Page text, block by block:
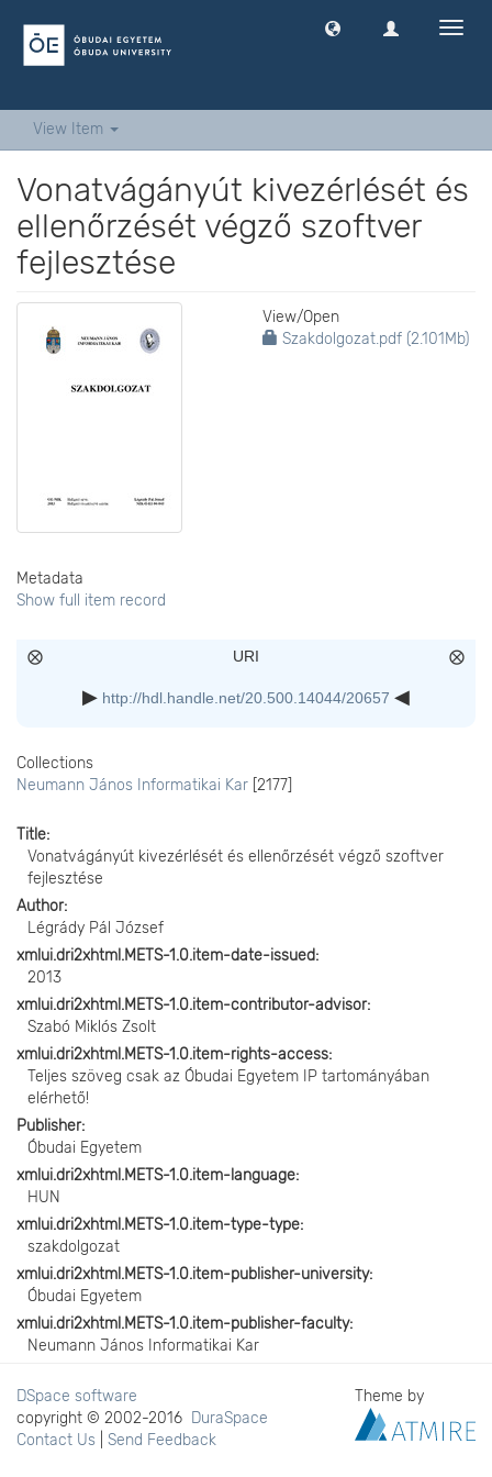
View Item
Vonatvágányút kivezérlését és
ellenőrzését végző szoftver
fejlesztése
View/Open
Szakdolgozat.pdf (2.101Mb)
Metadata
Show full item record
URI
http://hdl.handle.net/20.500.14044/20657
Collections
Neumann János Informatikai Kar [2177]
Title
Vonatvágányút kivezérlését és ellenőrzését végző szoftver
fejlesztése
Author
Légrády Pál József
xmlui.dri2xhtml.METS-1.0.item-date-issued
2013
xmlui.dri2xhtml.METS-1.0.item-contributor-advisor
Szabó Miklós Zsolt
xmlui.dri2xhtml.METS-1.0.item-rights-access
Teljes szöveg csak az Óbudai Egyetem IP tartományában
elérhető!
Publisher
Óbudai Egyetem
xmlui.dri2xhtml.METS-1.0.item-language
HUN
xmlui.dri2xhtml.METS-1.0.item-type-type
szakdolgozat
xmlui.dri2xhtml.METS-1.0.item-publisher-university
Óbudai Egyetem
xmlui.dri2xhtml.METS-1.0.item-publisher-faculty
Neumann János Informatikai Kar
DSpace software
copyright © 2002-2016 DuraSpace
Contact Us
Send Feedback
Theme by